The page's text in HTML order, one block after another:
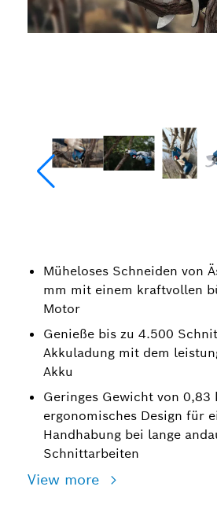
Müheloses Schneiden von
mm mit einem kraftvollen
Motor
Genieße bis zu 4.500
Akkuladung mit dem
Akku
Geringes Gewicht von 0,83
ergonomisches Design für
Handhabung bei lange
Schnittarbeiten
View more